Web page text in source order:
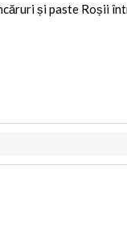
și paste Roșii